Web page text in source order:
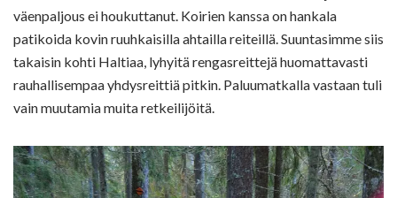
väenpaljous ei houkuttanut. Koirien kanssa on hankala
patikoida kovin ruuhkaisilla ahtailla reiteillä. Suuntasimme siis
takaisin kohti Haltiaa, lyhyitä rengasreittejä huomattavasti
rauhallisempaa yhdysreittiä pitkin. Paluumatkalla vastaan tuli
vain muutamia muita retkeilijöitä.